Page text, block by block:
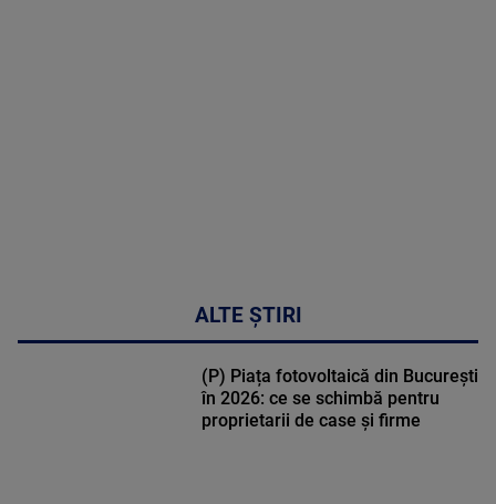
ALTE ȘTIRI
(P) Piața fotovoltaică din București
în 2026: ce se schimbă pentru
proprietarii de case și firme